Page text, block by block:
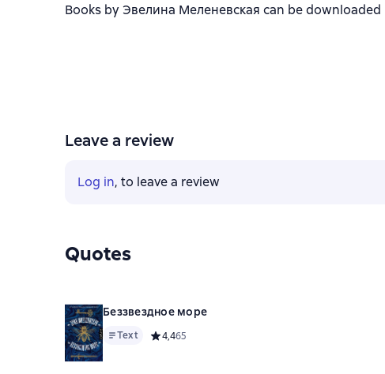
Books by Эвелина Меленевская can be
Leave a review
Log in, to leave a review
Quotes
Беззвездное море
Text Средний рейтинг 4,4 на основе 65 оценок
4,465